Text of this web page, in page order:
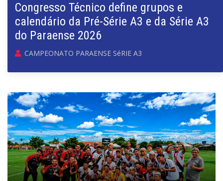
Congresso Técnico define grupos e
calendário da Pré-Série A3 e da Série A3
do Paraense 2026
CAMPEONATO PARAENSE SéRIE A3